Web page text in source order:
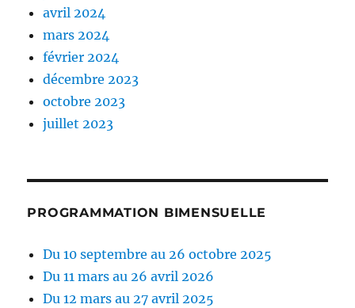
avril 2024
mars 2024
février 2024
décembre 2023
octobre 2023
juillet 2023
PROGRAMMATION BIMENSUELLE
Du 10 septembre au 26 octobre 2025
Du 11 mars au 26 avril 2026
Du 12 mars au 27 avril 2025